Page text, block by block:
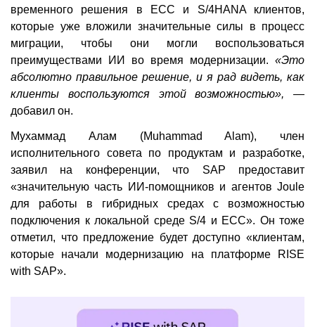
временного решения в ECC и S/4HANA клиентов,
которые уже вложили значительные силы в процесс
миграции, чтобы они могли воспользоваться
преимуществами ИИ во время модернизации. «Это
абсолютно правильное решение, и я рад видеть, как
клиенты воспользуются этой возможностью», —
добавил он.
Мухаммад Алам (Muhammad Alam), член
исполнительного совета по продуктам и разработке,
заявил на конференции, что SAP предоставит
«значительную часть ИИ-помощников и агентов Joule
для работы в гибридных средах с возможностью
подключения к локальной среде S/4 и ECC». Он тоже
отметил, что предложение будет доступно «клиентам,
которые начали модернизацию на платформе RISE
with SAP».